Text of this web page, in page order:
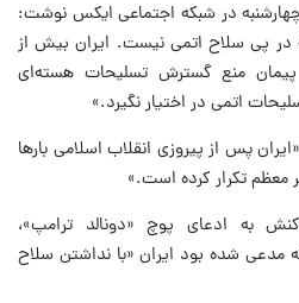
در شبکه اجتماعی ایکس نوشت:
در پی سلاح اتمی نیست. ایران بیش از
پیمان منع گسترش تسلیحات هسته‌ای
اتمی در اختیار نگیرد.»
پس از پیروزی انقلاب اسلامی بارها
معظم تکرار کرده است.»
به ادعای پوچ «دونالد ترامپ»،
مدعی شده بود ایران «با نداشتن سلاح